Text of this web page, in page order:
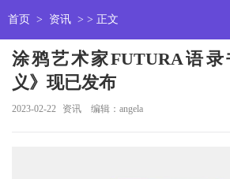
首页 > 资讯 > > 正文
涂鸦艺术家FUTURA语
义》现已发布
2023-02-22 资讯 编辑：angela